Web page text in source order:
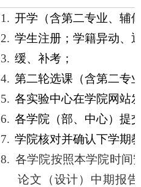
1. 开学（含第二专业、辅
2. 学生注册；学籍异动、
3. 缓、补考；
4. 第二轮选课（含第二专
5. 各实验中心在学院网站
6. 各学院（部、中心）提
7. 学院核对并确认下学期
8. 各学院按照本学院时间
论文（设计）中期报